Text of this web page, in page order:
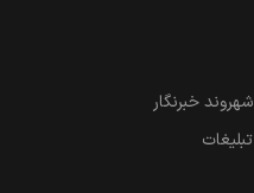
شهروند خبرنگار
تبلیغات